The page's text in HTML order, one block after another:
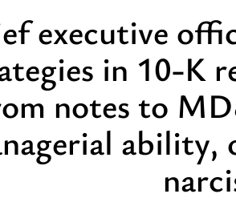
executive
in 10-K
notes to
ability,